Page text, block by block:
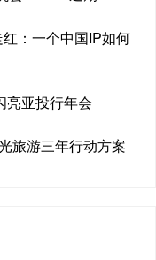
：一个中国IP如何
亮亚投行年会
旅游三年行动方案